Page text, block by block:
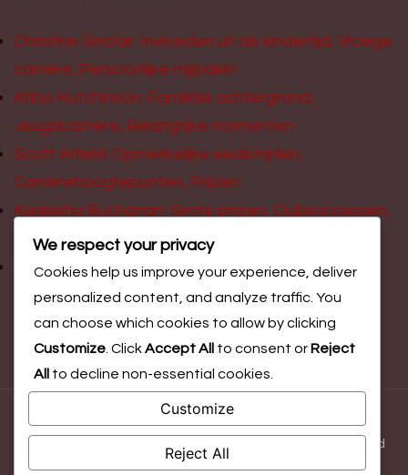
Christine Sinclair: Invloeden uit de kindertijd, Vroege
carrière, Persoonlijke mijlpalen
Atiba Hutchinson: Familiale achtergrond,
Jeugdcarrière, Belangrijke momenten
Scott Arfield: Opmerkelijke wedstrijden,
Carrièrehoogtepunten, Prijzen
Kadeisha Buchanan: Grote prijzen, Clubsuccessen,
Internationale impact
Rachael Annis: Achtergrondverhaal,
Jeugdontwikkeling, Persoonlijke mijlpalen
emotionradio.be
. All Rights Reserved.
Powered
byWordPress.
We respect your privacy
Cookies help us improve your experience, deliver
personalized content, and analyze traffic. You
can choose which cookies to allow by clicking
Customize . ClickAccept All to consent or Reject
All
to decline non-essential cookies.
Customize
Reject All